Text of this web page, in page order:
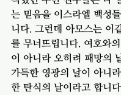
는 믿음을 이스라엘 백성
니다. 그런데 아모스는 이
를 무너뜨립니다. 여호와
이 아니라 오히려 패망의
가득한 영광의 날이 아니
한 탄식의 날이라고 합니